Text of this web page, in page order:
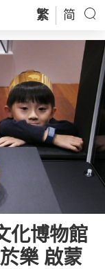
繁 简
化博物館
樂 啟蒙